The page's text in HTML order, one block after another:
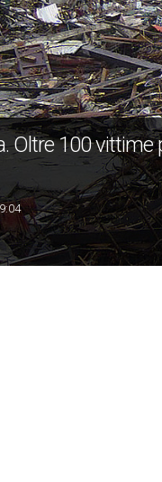
Oltre 100